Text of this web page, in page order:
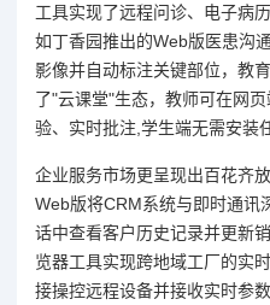
工具实现了远程问诊、电子病
如丁香园推出的Web版医患沟
影像并自动标注关键部位，教
了"云课堂"生态，教师可在网
验、实时批注,学生端无需安装
企业服务市场更呈现出百花齐
Web版将CRM系统与即时通讯
话中查看客户历史记录并更新
览器工具实现跨地域工厂的实
接操控远程设备并接收实时参